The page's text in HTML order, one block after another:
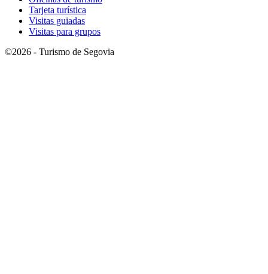
Tarjeta turística
Visitas guiadas
Visitas para grupos
©2026 - Turismo de Segovia